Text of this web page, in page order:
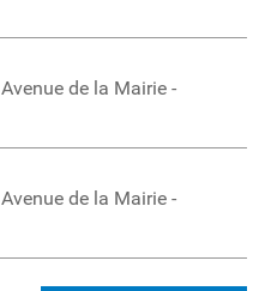
Avenue de la Mairie -
Avenue de la Mairie -